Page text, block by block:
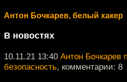
Антон Бочкарев, белый хакер
В новостях
10.11.21 13:40 Антон Бочкарев
безопасность, комментарии: 8